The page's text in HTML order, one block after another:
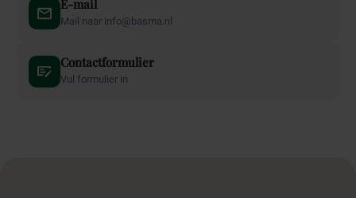
E-mail
Mail naar info@basma.nl
Contactformulier
Vul formulier in